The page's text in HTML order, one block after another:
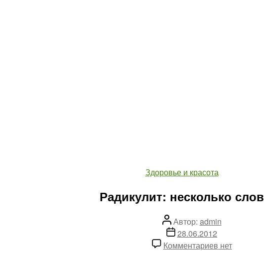
Рубрики
Здоровье и красота
Радикулит: несколько слов
Автор
записи
Автор: admin
Дата
записи
28.06.2012
Комментариевкнет